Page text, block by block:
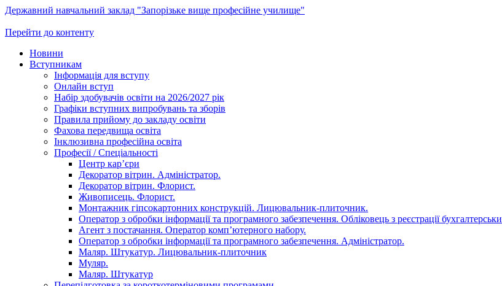
Державний навчальний заклад "Запорізьке вище професійне училище"
Перейти до контенту
Новини
Вступникам
Інформація для вступу
Онлайн вступ
Набір здобувачів освіти на 2026/2027 рік
Графіки вступних випробувань та зборів
Правила прийому до закладу освіти
Фахова передвища освіта
Інклюзивна професійна освіта
Професії / Спеціальності
Центр кар’єри
Декоратор вітрин. Адміністратор.
Декоратор вітрин. Флорист.
Живописець. Флорист.
Монтажник гіпсокартонних конструкцій. Лицювальник-плиточник.
Оператор з обробки інформації та програмного забезпечення. Обліковець з реєстрації
Агент з постачання. Оператор комп’ютерного набору.
Оператор з обробки інформації та програмного забезпечення. Адміністратор.
Маляр. Штукатур. Лицювальник-плиточник
Муляр.
Маляр. Штукатур